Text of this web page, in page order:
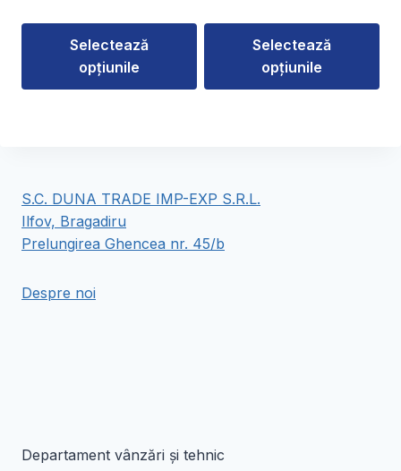
prețuri:
84,00 lei
până
Selectează
opțiunile
multe
variații.
Opțiunile
pot
alese
până
la
Selectează
opțiunile
multe
variații.
Opțiunile
pot
S.C. DUNA TRADE IMP-EXP S.R.L.
Ilfov, Bragadiru
Prelungirea Ghencea nr. 45/b
Despre noi
Departament vânzări și tehnic